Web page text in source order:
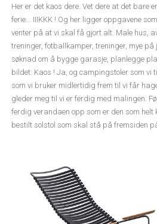
Her er det kaos dere. Vet dere at det bare
ferie... IIIKKK ! Og her ligger oppgavene
venter på at vi skal få gjort alt. Male hus,
treninger, fotballkamper, treninger, mye
søknad om å bygge garasje, planlegge
bildet: Kaos ! Ja, og campingstoler som vi
som vi bruker midlertidig frem til vi får
gleder meg til vi er ferdig med malingen.
ferdig verandaen opp som er den som
bestilt solstol som skal stå på fremsiden